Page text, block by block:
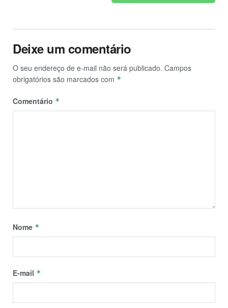
Deixe um comentário
O seu endereço de e-mail não será publicado. Campos
obrigatórios são marcados com *
Comentário *
Nome *
E-mail *